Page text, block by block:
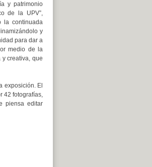
y patrimonio
de la UPV”,
la continuada
y
para dar a
medio de la
creativa, que
exposición. El
42 fotografías,
piensa editar